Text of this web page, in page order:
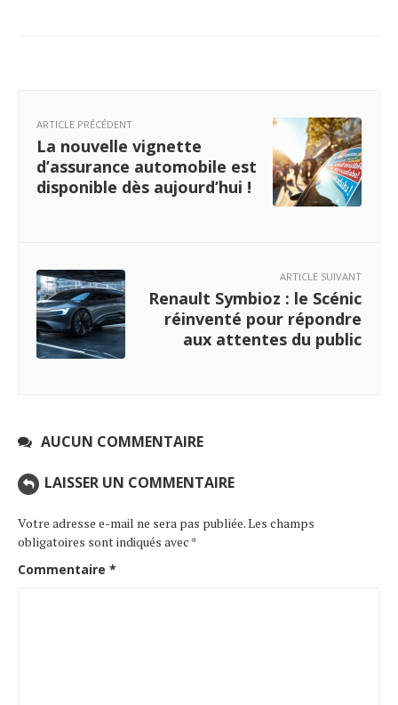
ARTICLE PRÉCÉDENT
La nouvelle vignette
d’assurance automobile est
disponible dès aujourd’hui !
ARTICLE SUIVANT
Renault Symbioz : le Scénic
réinventé pour répondre
aux attentes du public
AUCUN COMMENTAIRE
LAISSER UN COMMENTAIRE
Votre adresse e-mail ne sera pas publiée.Les champs
obligatoires sont indiqués avec *
Commentaire *